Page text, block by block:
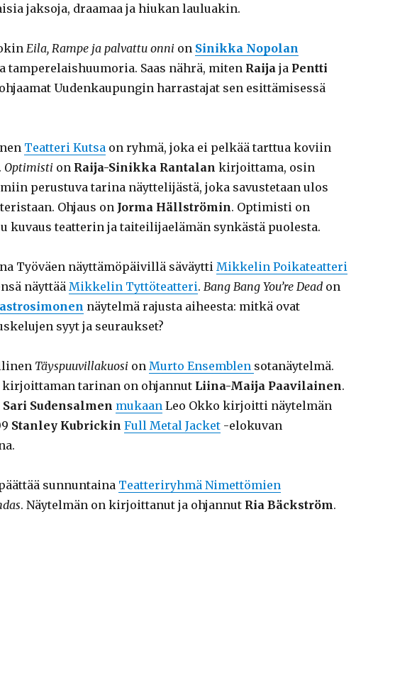
jaksoja, draamaa ja hiukan lauluakin.
Eila, Rampe ja palvattu onni on Sinikka Nopolan
tamperelaishuumoria. Saas nährä, miten Raija ja Pentti
ohjaamat Uudenkaupungin harrastajat sen esittämisessä
Teatteri Kutsa on ryhmä, joka ei pelkää tarttua koviin
Optimisti on Raija-Sinikka Rantalan kirjoittama, osin
perustuva tarina näyttelijästä, joka savustetaan ulos
Ohjaus on Jorma Hällströmin. Optimisti on
kuvaus teatterin ja taiteilijaelämän synkästä puolesta.
Työväen näyttämöpäivillä säväytti Mikkelin Poikateatteri
näyttää Mikkelin Tyttöteatteri. Bang Bang You’re Deadon
näytelmä rajusta aiheesta: mitkä ovat
syyt ja seuraukset?
Täyspuuvillakuosi on Murto Ensemblen sotanäytelmä.
kirjoittaman tarinan on ohjannut Liina-Maija Paavilainen.
Sari Sudensalmen mukaan Leo Okko kirjoitti näytelmän
Stanley Kubrickin Full Metal Jacket-elokuvan
sunnuntaina Teatteriryhmä Nimettömien
. Näytelmän on kirjoittanut ja ohjannut Ria Bäckström.